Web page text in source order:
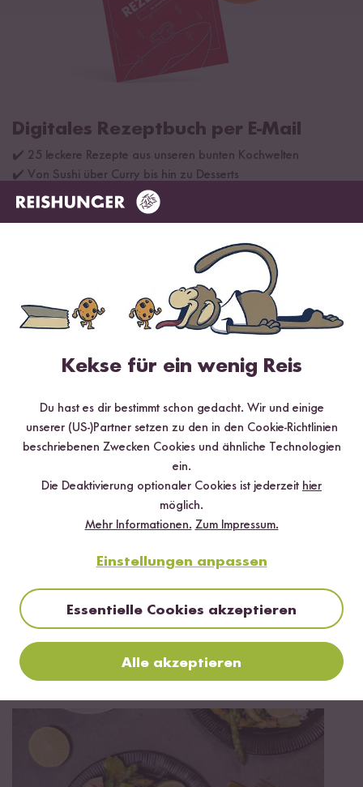
Digitales Rezeptbuch per E-Mail
✔️ 25 leckere Rezepte aus unseren bunten Kochwelten
✔️ Von Sushi über Curry bis hin zu Desserts
✔️ Inklusive Tipps & Tricks für die Zubereitung
Jetzt sichern
*Das Digitale Rezeptbuch wird dir nach vollständiger Anmeldung zum Newsletter
Red Christmas Curry
Kekse für ein wenig Reis
Du hast es dir bestimmt schon gedacht. Wir und einige
unserer (US-)Partner setzen zu den in den Cookie-Richtlinien
beschriebenen Zwecken Cookies und ähnliche Technologien
ein.
Die Deaktivierung optionaler Cookies ist jederzeit hier
möglich.
Mehr Informationen. Zum Impressum.
Einstellungen anpassen
Essentielle Cookies akzeptieren
Alle akzeptieren